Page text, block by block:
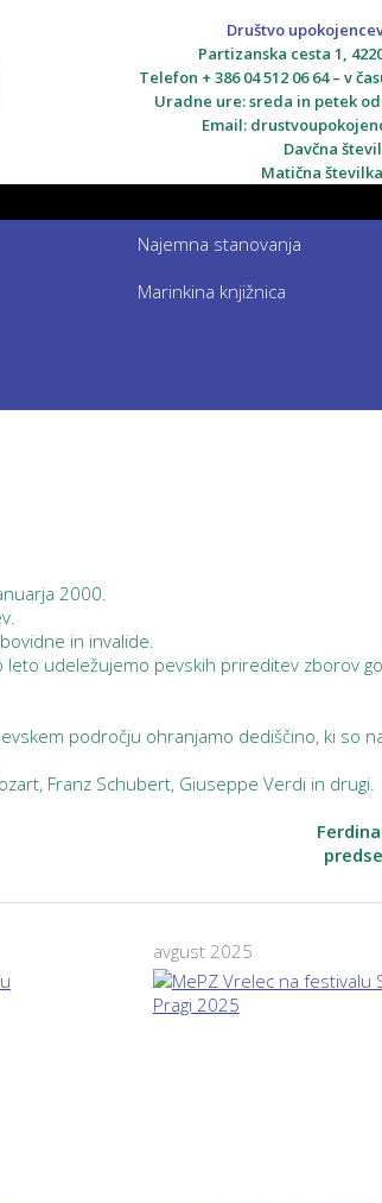
Društvo
Partizanska cesta 1,
Telefon + 386 04 512 06 64 – v
Uradne ure: sreda in petek od
Email:
Davčna
Matična
Najemna stanovanja
Marinkina knjižnica
2000.
in invalide.
udeležujemo pevskih prireditev zborov
področju ohranjamo dediščino, ki so
Franz Schubert, Giuseppe Verdi in drugi.
avgust 2025